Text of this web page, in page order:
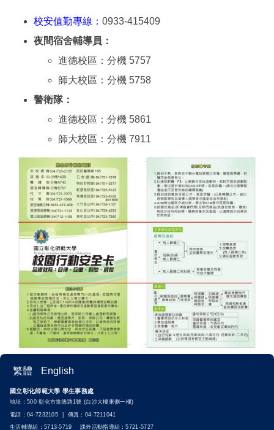
校安值勤專線： 0933-415409
夜間宿舍輔導員：
進德校區：分機 5757
師大校區：分機 5758
警衛隊：
進德校區：分機 5861
師大校區：分機 7911
繁體 English
國立彰化師範大學 學生事務處
地址：500 彰化市進德路1號 (白沙大樓東側一樓)
電話：04-7232105 | 傳真：04-7211041
生活輔導組：5713-5719 課外活動指導組：5721-5727